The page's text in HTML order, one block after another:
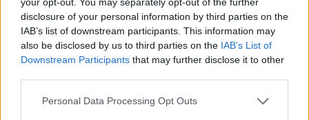
disclosure of your personal information by third parties on the
IAB’s list of downstream participants. This information may
also be disclosed by us to third parties on the IAB’s List of
Downstream Participants that may further disclose it to other
Personal Data Processing Opt Outs
Dlatego prosimy Cię o wsparcie portalu eKAI.pl za
pośrednictwem serwisu Patronite.
Dzięki Tobie będziemy mogli realizować naszą